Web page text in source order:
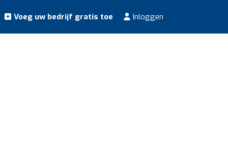
Voeg uw bedrijf gratis toe Inloggen